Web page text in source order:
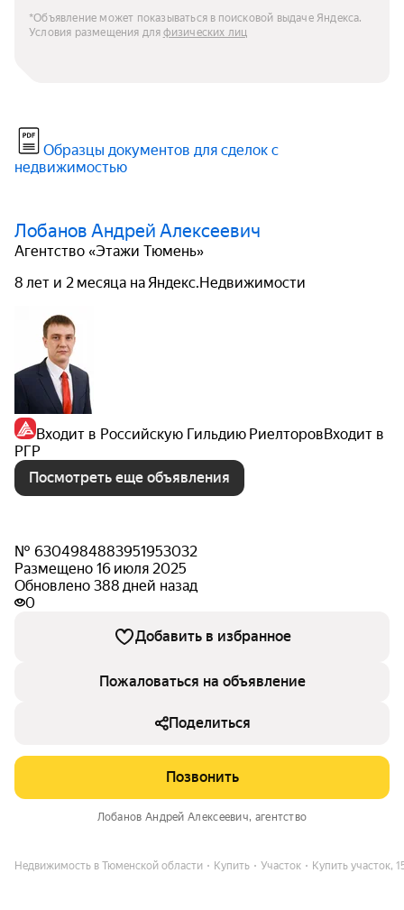
*Объявление может показываться в поисковой выдаче Яндекса.
Условия размещения для физических лиц
Образцы документов для сделок с
недвижимостью
Лобанов Андрей Алексеевич
Агентство «Этажи Тюмень»
8 лет и 2 месяца на Яндекс.Недвижимости
Входит в Российскую Гильдию РиелторовВходит в
РГР
Посмотреть еще объявления
№ 6304984883951953032
Размещено 16 июля 2025
Обновлено 388 дней назад
0
Добавить в избранное
Пожаловаться на объявление
Поделиться
Позвонить
Лобанов Андрей Алексеевич, агентство
Недвижимость в Тюменской области Купить Участок Купить участок,